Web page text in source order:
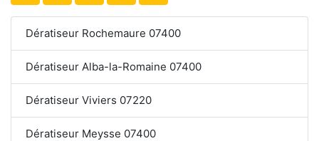
Dératiseur Rochemaure 07400
Dératiseur Alba-la-Romaine 07400
Dératiseur Viviers 07220
Dératiseur Meysse 07400